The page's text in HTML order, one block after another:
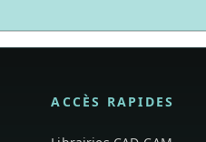
ACCÈS RAPIDES